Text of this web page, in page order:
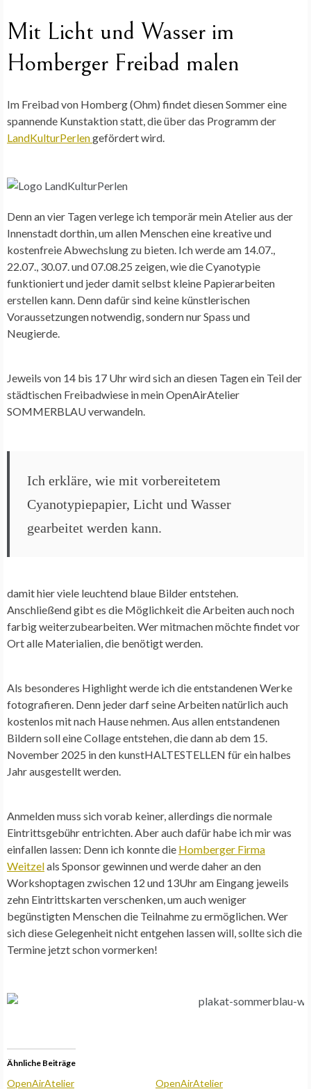
Mit Licht und Wasser im
Homberger Freibad malen
Im Freibad von Homberg (Ohm) findet diesen Sommer eine
spannende Kunstaktion statt, die über das Programm der
LandKulturPerlengefördert wird.
Denn an vier Tagen verlege ich temporär mein Atelier aus der
Innenstadt dorthin, um allen Menschen eine kreative und
kostenfreie Abwechslung zu bieten. Ich werde am 14.07.,
22.07., 30.07. und 07.08.25 zeigen, wie die Cyanotypie
funktioniert und jeder damit selbst kleine Papierarbeiten
erstellen kann. Denn dafür sind keine künstlerischen
Voraussetzungen notwendig, sondern nur Spass und
Neugierde.
Jeweils von 14 bis 17 Uhr wird sich an diesen Tagen ein Teil der
städtischen Freibadwiese in mein OpenAirAtelier
SOMMERBLAU verwandeln.
Ich erkläre, wie mit vorbereitetem
Cyanotypiepapier, Licht und Wasser
gearbeitet werden kann.
damit hier viele leuchtend blaue Bilder entstehen.
Anschließend gibt es die Möglichkeit die Arbeiten auch noch
farbig weiterzubearbeiten. Wer mitmachen möchte findet vor
Ort alle Materialien, die benötigt werden.
Als besonderes Highlight werde ich die entstandenen Werke
fotografieren. Denn jeder darf seine Arbeiten natürlich auch
kostenlos mit nach Hause nehmen. Aus allen entstandenen
Bildern soll eine Collage entstehen, die dann ab dem 15.
November 2025 in den kunstHALTESTELLEN für ein halbes
Jahr ausgestellt werden.
Anmelden muss sich vorab keiner, allerdings die normale
Eintrittsgebühr entrichten. Aber auch dafür habe ich mir was
einfallen lassen: Denn ich konnte die Homberger Firma
Weitzelals Sponsor gewinnen und werde daher an den
Workshoptagen zwischen 12 und 13Uhr am Eingang jeweils
zehn Eintrittskarten verschenken, um auch weniger
begünstigten Menschen die Teilnahme zu ermöglichen. Wer
sich diese Gelegenheit nicht entgehen lassen will, sollte sich die
Termine jetzt schon vormerken!
Ähnliche Beiträge
OpenAirAtelier OpenAirAtelier